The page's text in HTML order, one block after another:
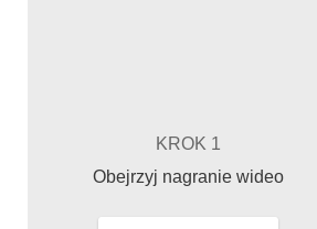
KROK 1
Obejrzyj nagranie wideo